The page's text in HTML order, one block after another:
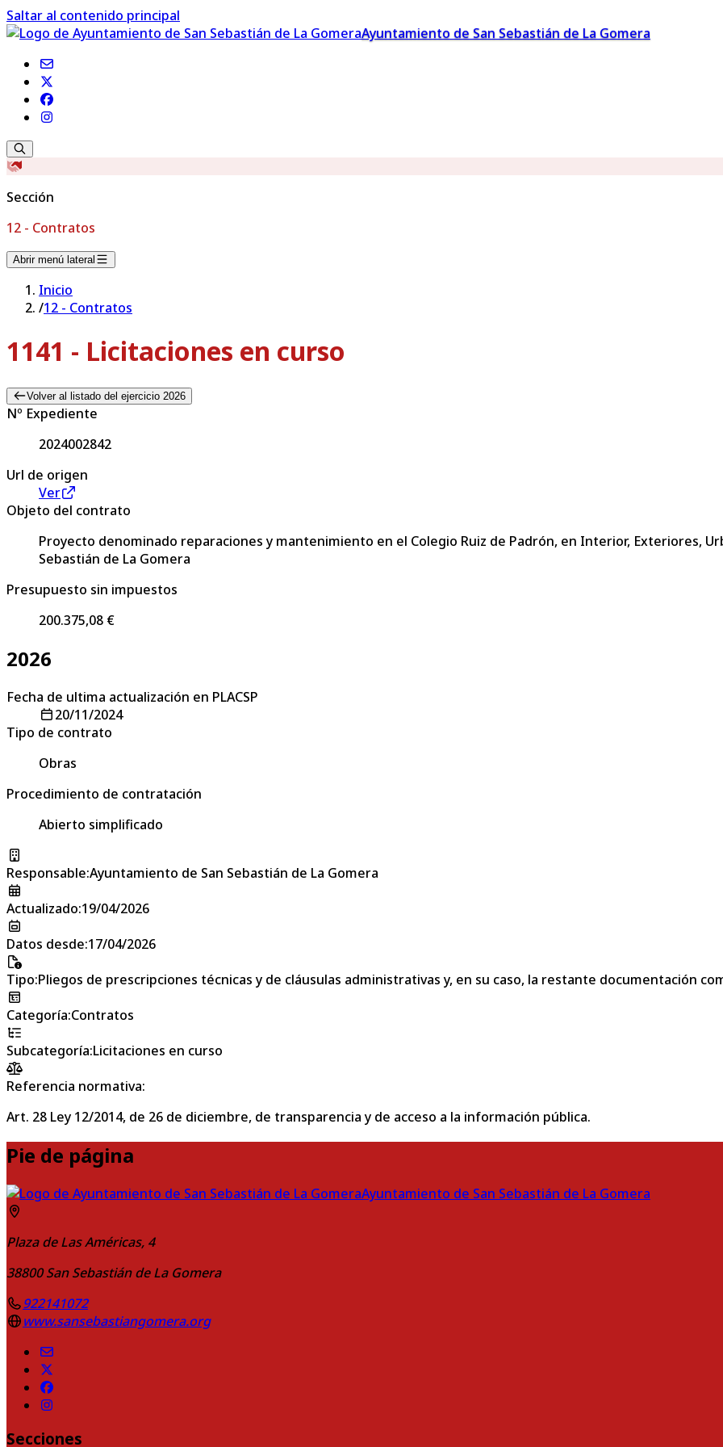
Saltar al contenido principal
Ayuntamiento de San Sebastián de La Gomera
Sección
12 - Contratos
Abrir menú lateral
Inicio
/12 - Contratos
1141 - Licitaciones en curso
Volver al listado del ejercicio 2026
Nº Expediente
2024002842
Url de origen
Ver
Objeto del contrato
Proyecto denominado reparaciones y mantenimiento en el Colegio Ruiz de Padrón, en Interior, Exteriores,
Sebastián de La Gomera
Presupuesto sin impuestos
200.375,08 €
2026
Fecha de ultima actualización en PLACSP
20/11/2024
Tipo de contrato
Obras
Procedimiento de contratación
Abierto simplificado
Responsable:Ayuntamiento de San Sebastián de La Gomera
Actualizado:19/04/2026
Datos desde:17/04/2026
Tipo:Pliegos de prescripciones técnicas y de cláusulas administrativas y, en su caso, la restante documentación
Categoría:Contratos
Subcategoría:Licitaciones en curso
Referencia normativa:
Art. 28 Ley 12/2014, de 26 de diciembre, de transparencia y de acceso a la información pública.
Pie de página
Ayuntamiento de San Sebastián de La Gomera
Plaza de Las Américas, 4
38800 San Sebastián de La Gomera
922141072
www.sansebastiangomera.org
Secciones